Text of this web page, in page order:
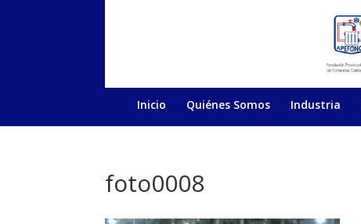
Inicio Quiénes Somos Industria
foto0008